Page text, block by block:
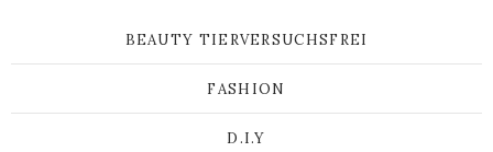
BEAUTY TIERVERSUCHSFREI
FASHION
D.I.Y